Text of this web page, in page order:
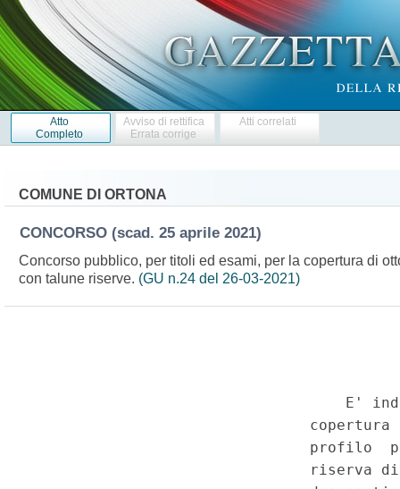
Atto
Completo
Avviso di rettifica
Errata corrige
Atti correlati
COMUNE DI ORTONA
CONCORSO (scad. 25 aprile 2021)
Concorso pubblico, per titoli ed esami, per la copertura di
con talune riserve. (GU n.24 del 26-03-2021)